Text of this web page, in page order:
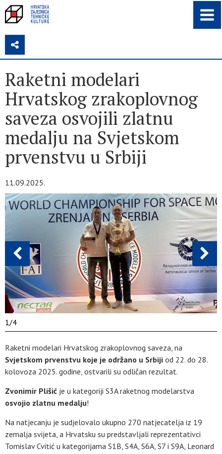
Z
Raketni modelari
Hrvatskog zrakoplovnog
saveza osvojili zlatnu
medalju na Svjetskom
prvenstvu u Srbiji
11.09.2025.
1/4
Raketni modelari Hrvatskog zrakoplovnog saveza, na
Svjetskom prvenstvu koje je održano u Srbiji od 22. do 28.
kolovoza 2025. godine, ostvarili su odličan rezultat.
Zvonimir Plišić je u kategoriji S3A raketnog modelarstva
osvojio zlatnu medalju!
Na natjecanju je sudjelovalo ukupno 270 natjecatelja iz 19
zemalja svijeta, a Hrvatsku su predstavljali reprezentativci
Tomislav Cvitić u kategorijama S1B, S4A, S6A, S7 i S9A, Leonard